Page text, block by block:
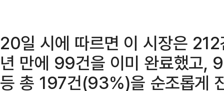
20일 시에 따르면 이 시장은
년 만에 99건을 이미 완료했고,
등 총 197건(93%)을 순조롭게